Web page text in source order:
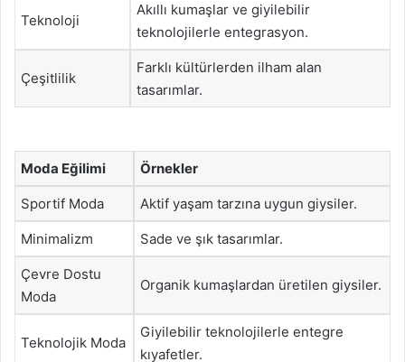
Teknoloji
Akıllı kumaşlar ve giyilebilir
teknolojilerle entegrasyon.
Çeşitlilik
Farklı kültürlerden ilham alan
tasarımlar.
Moda Eğilimi Örnekler
Sportif Moda Aktif yaşam tarzına uygun giysiler.
Minimalizm Sade ve şık tasarımlar.
Çevre Dostu
Moda
Organik kumaşlardan üretilen giysiler.
Teknolojik Moda
Giyilebilir teknolojilerle entegre
kıyafetler.